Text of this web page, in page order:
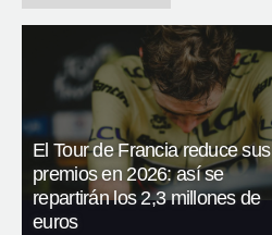
El Tour de Francia reduce sus
premios en 2026: así se
repartirán los 2,3 millones de
euros